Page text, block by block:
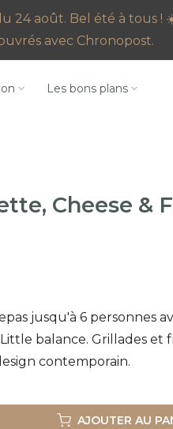
24 août. Bel été à tous !
avec Chronopost.
Les bons plans
Cheese &
jusqu'à 6 personnes
Little balance. Grillades
contemporain.
AJOUTER AU